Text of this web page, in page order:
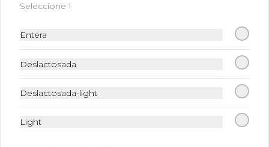
$45.00
AGUA FRESCA
PREPARADA NATURAL
Jamaica u horchata
$37.00
Seleccione 1
Entera
Deslactosada
Deslactosada-light
Light